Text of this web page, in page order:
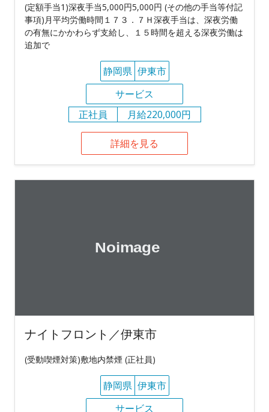
(定額手当1)深夜手当5,000円5,000円 (その他の手当等付記
事項)月平均労働時間１７３．７Ｈ深夜手当は、深夜労働
の有無にかかわらず支給し、１５時間を超える深夜労働は
追加で
静岡県 伊東市
サービス
正社員
月給220,000円
詳細を見る
ナイトフロント／伊東市
(受動喫煙対策)敷地内禁煙 (正社員)
静岡県 伊東市
サービス